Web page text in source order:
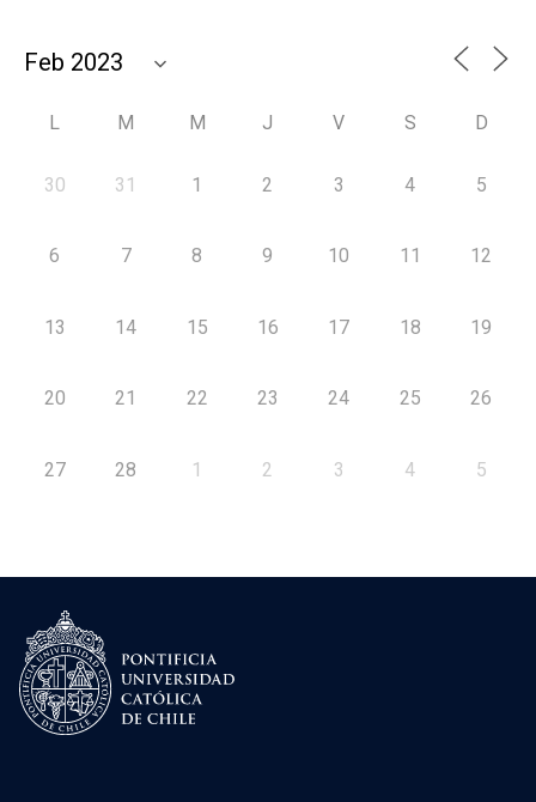
L M M J V S D
30 31 1 2 3 4 5
6 7 8 9 10 11 12
13 14 15 16 17 18 19
20 21 22 23 24 25 26
27 28 1 2 3 4 5